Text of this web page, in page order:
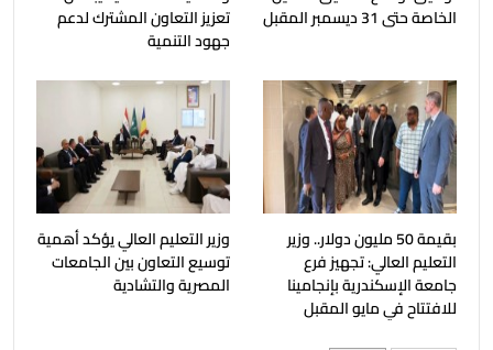
الخاصة حتى 31 ديسمبر المقبل
تعزيز التعاون المشترك لدعم
جهود التنمية
بقيمة 50 مليون دولار.. وزير
التعليم العالي: تجهيز فرع
جامعة الإسكندرية بإنجامينا
للافتتاح في مايو المقبل
وزير التعليم العالي يؤكد أهمية
توسيع التعاون بين الجامعات
المصرية والتشادية